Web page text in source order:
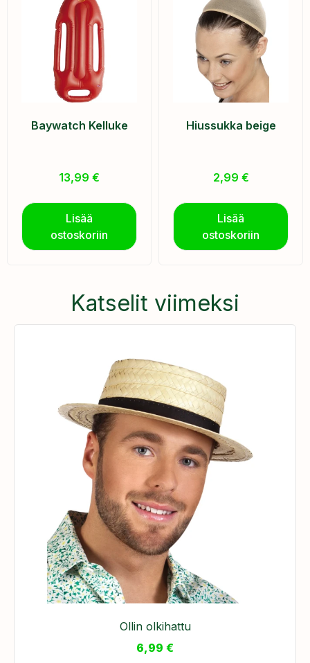
Baywatch Kelluke
13,99 €
Lisää
ostoskoriin
Hiussukka beige
2,99 €
Lisää
ostoskoriin
Katselit viimeksi
Ollin olkihattu
6,99 €